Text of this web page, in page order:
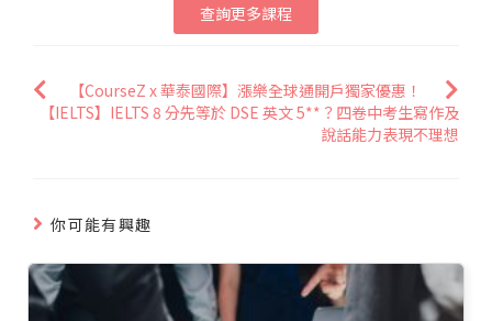
查詢更多課程
【CourseZ x 華泰國際】漲樂全球通開戶獨家優惠！
【IELTS】IELTS 8 分先等於 DSE 英文 5**？四卷中考生寫作及
說話能力表現不理想
你可能有興趣